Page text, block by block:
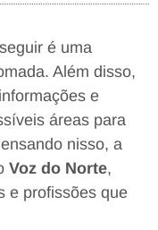
é uma
Além disso,
e
áreas para
nisso, a
Voz do Norte,
e profissões que